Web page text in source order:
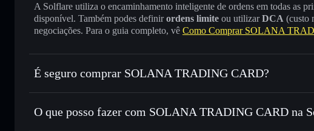
A Solflare utiliza o encaminhamento inteligente de ordens em todas as
disponível. Também podes definirordens limite ou utilizarDCA (custo
negociações. Para o guia completo, vê Como Comprar SOLANA
É seguro comprar SOLANA TRADING CARD?
SOLANA TRADING CARD não está verificado
O que posso fazer com SOLANA TRADING CARD na